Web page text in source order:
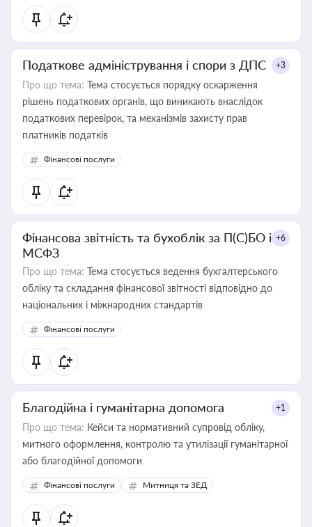
Податкове адміністрування і спори з ДПС +3
Про що тема: Тема стосується порядку оскарження
рішень податкових органів, що виникають внаслідок
податкових перевірок, та механізмів захисту прав
платників податків
Фінансові послуги
Фінансова звітність та бухоблік за П(С)БО і
МСФЗ
+6
Про що тема: Тема стосується ведення бухгалтерського
обліку та складання фінансової звітності відповідно до
національних і міжнародних стандартів
Фінансові послуги
Благодійна і гуманітарна допомога +1
Про що тема: Кейси та нормативний супровід обліку,
митного оформлення, контролю та утилізації гуманітарної
або благодійної допомоги
Фінансові послуги Митниця та ЗЕД